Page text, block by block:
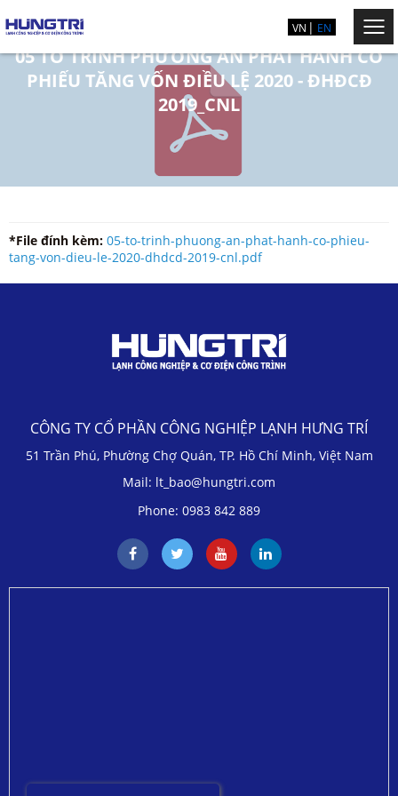
VN EN
05 TỜ TRÌNH PHƯƠNG ÁN PHÁT HÀNH CỔ
PHIẾU TĂNG VỐN ĐIỀU LỆ 2020 - ĐHĐCĐ
2019_CNL
*File đính kèm: 05-to-trinh-phuong-an-phat-hanh-co-phieu-
tang-von-dieu-le-2020-dhdcd-2019-cnl.pdf
CÔNG TY CỔ PHẦN CÔNG NGHIỆP LẠNH HƯNG TRÍ
51 Trần Phú, Phường Chợ Quán, TP. Hồ Chí Minh, Việt Nam
Mail: lt_bao@hungtri.com
Phone: 0983 842 889